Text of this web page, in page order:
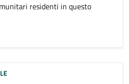
residenti in questo